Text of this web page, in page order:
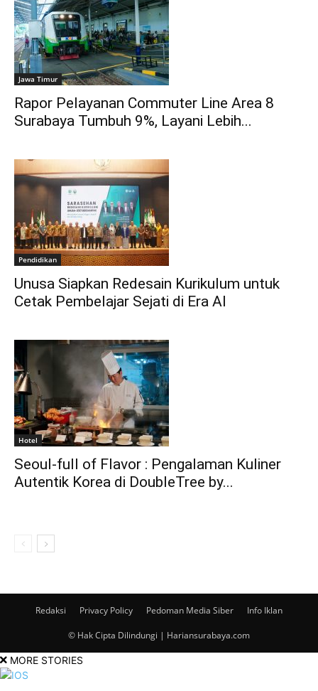
Jawa Timur
Rapor Pelayanan Commuter Line Area 8
Surabaya Tumbuh 9%, Layani Lebih...
Pendidikan
Unusa Siapkan Redesain Kurikulum untuk
Cetak Pembelajar Sejati di Era AI
Hotel
Seoul-full of Flavor : Pengalaman Kuliner
Autentik Korea di DoubleTree by...
Redaksi Privacy Policy Pedoman Media Siber Info Iklan
© Hak Cipta Dilindungi | Hariansurabaya.com
MORE STORIES